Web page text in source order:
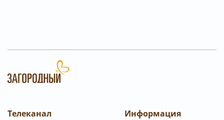
Телеканал
Информация